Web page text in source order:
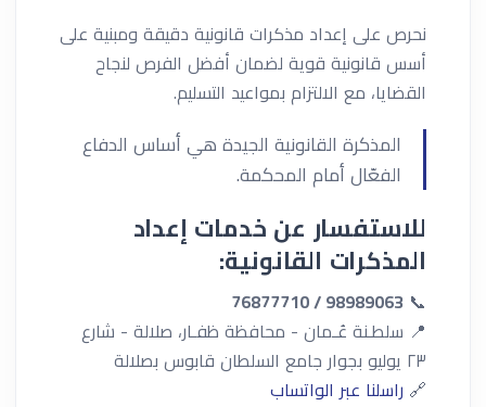
نحرص على إعداد مذكرات قانونية دقيقة ومبنية على
أسس قانونية قوية لضمان أفضل الفرص لنجاح
القضايا، مع الالتزام بمواعيد التسليم.
المذكرة القانونية الجيدة هي أساس الدفاع
الفعّال أمام المحكمة.
للاستفسار عن خدمات إعداد
المذكرات القانونية:
📞
98989063 / 76877710
📍 سلطـنة عُـمان - محافظة ظفـار، صلالة - شارع
٢٣ يوليو بجوار جامع السلطان قابوس بصلالة
🔗 راسلنا عبر الواتساب